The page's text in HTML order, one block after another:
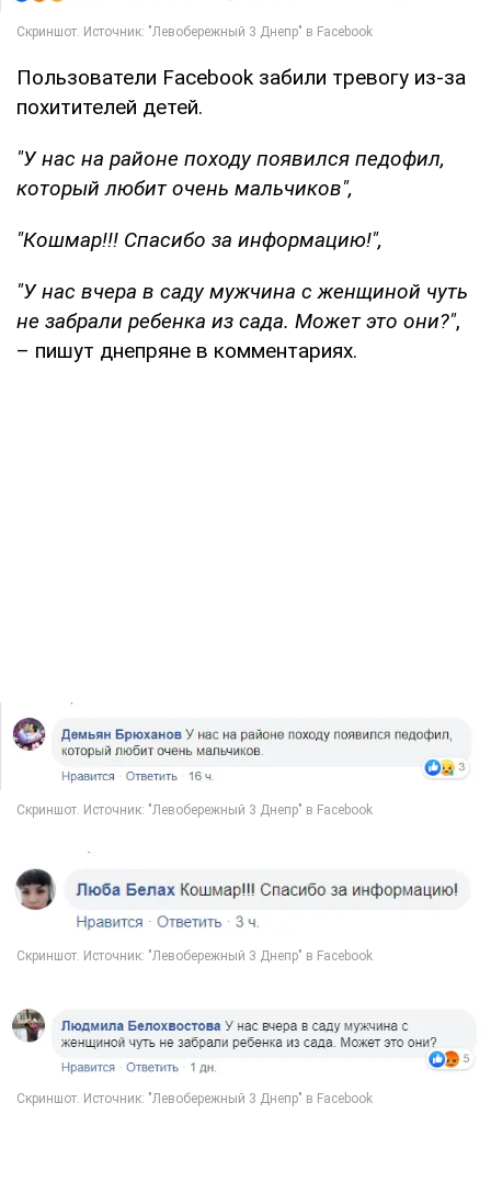
Пользователи Facebook забили тревогу из-за
похитителей детей.
"У нас на районе походу появился педофил,
который любит очень мальчиков",
"Кошмар!!! Спасибо за информацию!",
"У нас вчера в саду мужчина с женщиной чуть
не забрали ребенка из сада. Может это они?",
– пишут днепряне в комментариях.